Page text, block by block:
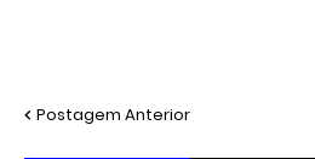
Postagem Anterior